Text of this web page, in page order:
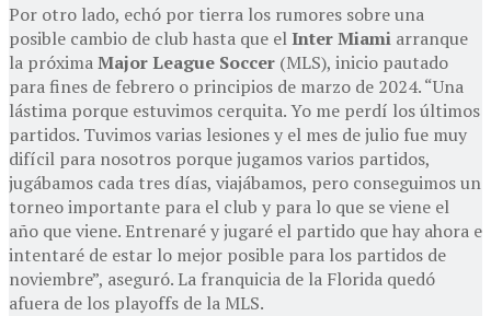
Por otro lado, echó por tierra los rumores sobre una
posible cambio de club hasta que elInter Miami arranque
la próximaMajor League Soccer (MLS), inicio pautado
para fines de febrero o principios de marzo de 2024. “Una
lástima porque estuvimos cerquita. Yo me perdí los últimos
partidos. Tuvimos varias lesiones y el mes de julio fue muy
difícil para nosotros porque jugamos varios partidos,
jugábamos cada tres días, viajábamos, pero conseguimos un
torneo importante para el club y para lo que se viene el
año que viene. Entrenaré y jugaré el partido que hay ahora e
intentaré de estar lo mejor posible para los partidos de
noviembre”, aseguró. La franquicia de la Florida quedó
afuera de los playoffs de la MLS.